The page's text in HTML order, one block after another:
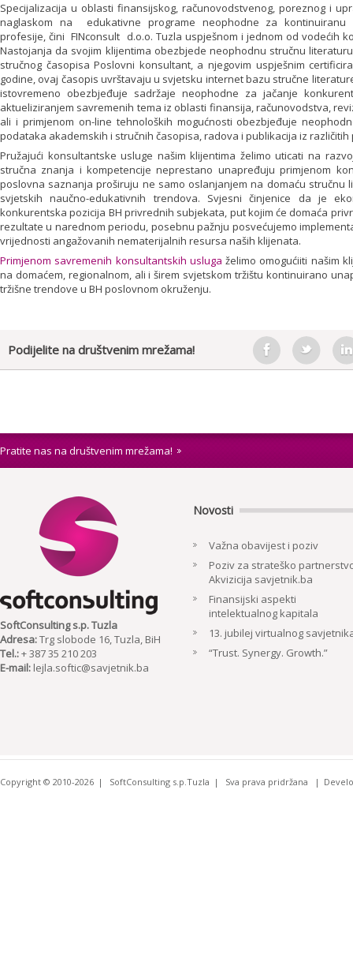
Specijalizacija u oblasti finansijskog, računovodstvenog, poreznog i
naglaskom na edukativne programe neophodne za kontinuiranu
profesije, čini FINconsult d.o.o. Tuzla uspješnom i jednom od vodećih
Nastojanja da svojim klijentima obezbjede neophodnu stručnu
stručnog časopisa Poslovni konsultant, a njegovim uspješnim
godine, ovaj časopis uvrštavaju u svjetsku internet bazu stručne
istovremeno obezbjeđuje sadržaje neophodne za jačanje
aktueliziranjem savremenih tema iz oblasti finansija, računovodstva,
ali i primjenom on-line tehnoloških mogućnosti obezbjeđuje
podataka akademskih i stručnih časopisa, radova i publikacija iz
Pružajući konsultantske usluge našim klijentima želimo uticati na
stručna znanja i kompetencije neprestano unapređuju primjenom
poslovna saznanja proširuju ne samo oslanjanjem na domaću stručnu
svjetskih naučno-edukativnih trendova. Svjesni činjenice da je
konkurentska pozicija BH privrednih subjekata, put kojim će domaća
rezultate u narednom periodu, posebnu pažnju posvećujemo
vrijednosti angažovanih nematerijalnih resursa naših klijenata.
Primjenom savremenih konsultantskih usluga želimo omogućiiti našim
na domaćem, regionalnom, ali i širem svjetskom tržištu kontinuirano
tržišne trendove u BH poslovnom okruženju.
Podijelite na društvenim mrežama!
Pratite nas na društvenim mrežama!
SoftConsulting s.p. Tuzla
Adresa:Trg slobode 16, Tuzla, BiH
Tel.:+ 387 35 210 203
E-mail: lejla.softic@savjetnik.ba
Novosti
Važna obavijest i poziv
Poziv za strateško
Akvizicija savjetnik.ba
Finansijski aspekti
intelektualnog kapitala
13. jubilej virtualnog
“Trust. Synergy. Growth.”
Copyright © 2010-2026 SoftConsulting s.p.Tuzla Sva prava pridržana